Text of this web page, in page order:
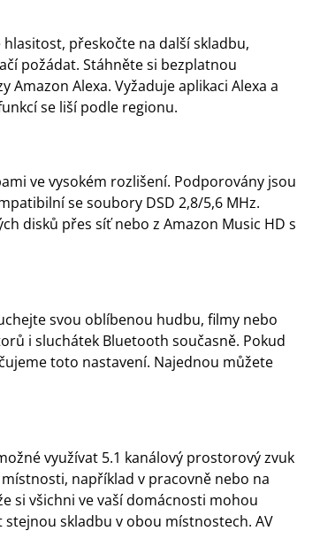
přeskočte na další skladbu,
požádat. Stáhněte si bezplatnou
Alexa. Vyžaduje aplikaci Alexa a
se liší podle regionu.
ve vysokém rozlišení. Podporovány jsou
se soubory DSD 2,8/5,6 MHz.
disků přes síť nebo z Amazon Music HD s
svou oblíbenou hudbu, filmy nebo
i sluchátek Bluetooth současně. Pokud
toto nastavení. Najednou můžete
využívat 5.1 kanálový prostorový zvuk
například v pracovně nebo na
si všichni ve vaší domácnosti mohou
skladbu v obou místnostech. AV